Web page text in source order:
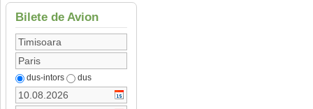
Bilete de Avion
dus-intors dus